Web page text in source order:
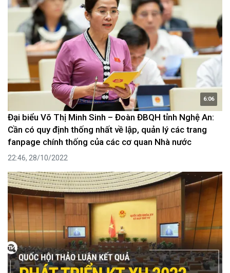
6:06
Đại biểu Võ Thị Minh Sinh – Đoàn ĐBQH tỉnh Nghệ An:
Cần có quy định thống nhất về lập, quản lý các trang
fanpage chính thống của các cơ quan Nhà nước
22:46, 28/10/2022